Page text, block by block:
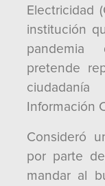
Electricidad
institución
pandemia
pretende
Información
Consideró
por parte
mandar al